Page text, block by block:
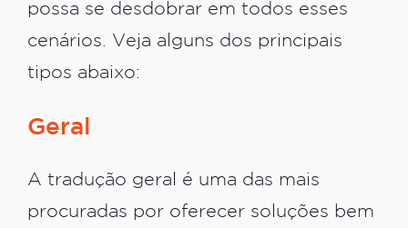
possa se desdobrar em todos esses
cenários. Veja alguns dos principais
tipos abaixo:
Geral
A tradução geral é uma das mais
procuradas por oferecer soluções bem